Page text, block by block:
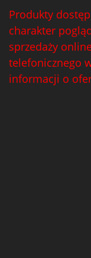
Produkty
charakter
sprzedaży
telefonicznego
informacji o